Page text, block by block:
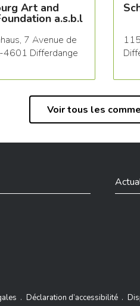
Art and
a.s.b.l
7 Avenue de
4601 Differdange
Voir tous les
Déclaration d’accessibilité